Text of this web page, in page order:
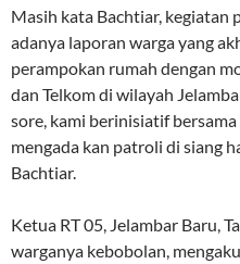
Masih kata Bachtiar, kegiatan
adanya laporan warga yang
perampokan rumah dengan
dan Telkom di wilayah
sore, kami berinisiatif
mengada kan patroli di siang
Bachtiar.
Ketua RT 05, Jelambar Baru,
warganya kebobolan,